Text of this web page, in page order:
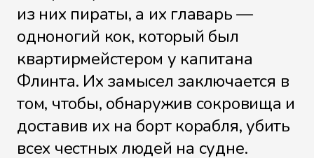
из них пираты, а их главарь —
одноногий кок, который был
квартирмейстером у капитана
Флинта. Их замысел заключается в
том, чтобы, обнаружив сокровища и
доставив их на борт корабля, убить
всех честных людей на судне.